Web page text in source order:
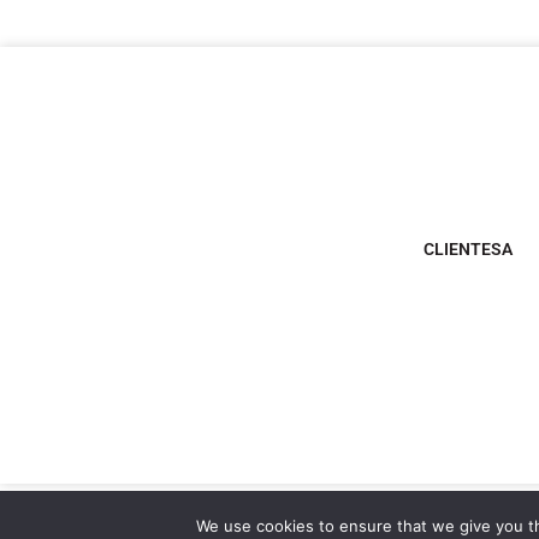
CLIENTESA
We use cookies to ensure that we give you